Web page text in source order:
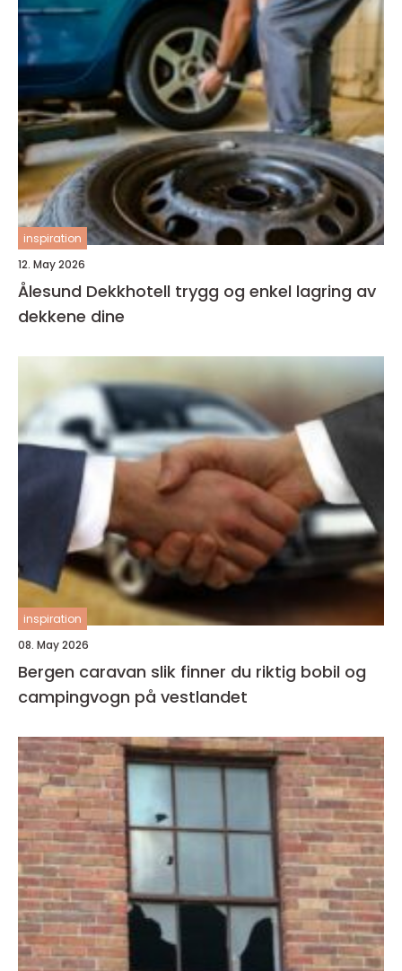
inspiration
12. May 2026
Ålesund Dekkhotell trygg og enkel lagring av
dekkene dine
inspiration
08. May 2026
Bergen caravan slik finner du riktig bobil og
campingvogn på vestlandet